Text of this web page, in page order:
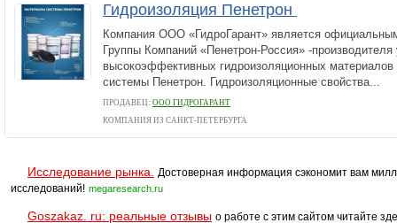
Гидроизоляция Пенетрон
Компания ООО «ГидроГарант» является
Группы Компаний «Пенетрон-Россия» -производителя
высокоэффективных гидроизоляционных
системы Пенетрон. Гидроизоляционные свойства...
ПРОДАВЕЦ: ООО ГИДРОГАРАНТ
КОМПАНИЯ ИЗ САНКТ-ПЕТЕРБУРГА
Исследование рынка.
Достоверная информация сэкономит вам
исследований! megaresearch.ru
Goszakaz. ru: реальные отзывы о работе с этим сайтом читайте